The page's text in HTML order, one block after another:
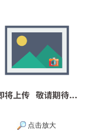
点击放大